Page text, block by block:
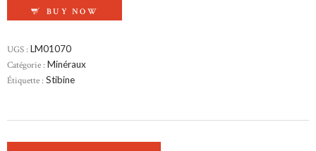
BUY NOW
UGS : LM01070
Catégorie : Minéraux
Étiquette : Stibine